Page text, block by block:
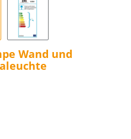
Wand und